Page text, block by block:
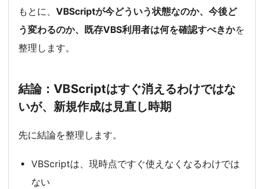
もとに、 VBScriptが今どういう状態なのか、今後ど
う変わるのか、既存VBS利用者は何を確認すべきかを
整理します。
結論：VBScriptはすぐ消えるわけではな
いが、新規作成は見直し時期
先に結論を整理します。
VBScriptは、現時点ですぐ使えなくなるわけでは
ない